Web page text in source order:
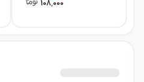
108,000